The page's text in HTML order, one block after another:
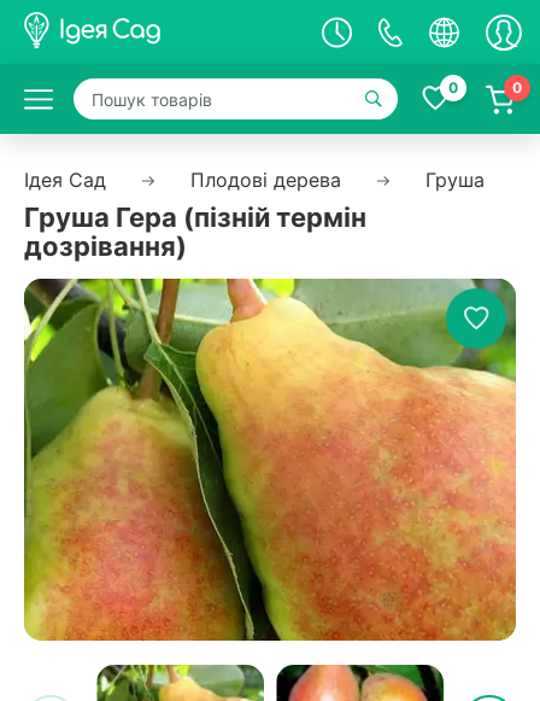
0 0
Ідея Сад Плодові дерева Груша
Груша Гера (пізній термін
дозрівання)